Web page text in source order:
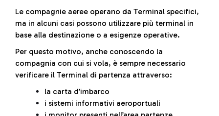
Le compagnie aeree operano da Terminal specifici,
ma in alcuni casi possono utilizzare più terminal in
base alla destinazione o a esigenze operative.
Per questo motivo, anche conoscendo la
compagnia con cui si vola, è sempre necessario
verificare il Terminal di partenza attraverso:
la carta d’imbarco
i sistemi informativi aeroportuali